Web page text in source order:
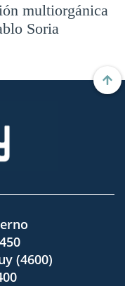
multiorgánica
Soria
(4600)